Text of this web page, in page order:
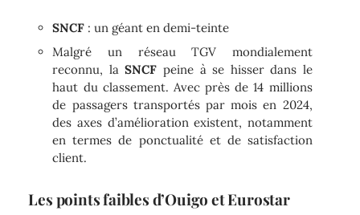
SNCF : un géant en demi-teinte
Malgré un réseau TGV mondialement
reconnu, laSNCF peine à se hisser dans le
haut du classement. Avec près de 14 millions
de passagers transportés par mois en 2024,
des axes d’amélioration existent, notamment
en termes de ponctualité et de satisfaction
client.
Les points faibles d’Ouigo et Eurostar